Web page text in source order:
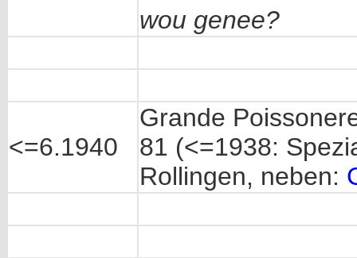
wou genee?
<=6.1940
Grande
81 (<=1938:
Rollingen, neben: